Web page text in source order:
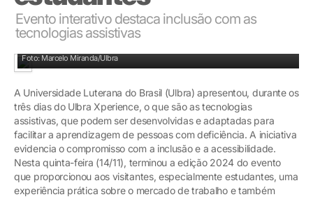
Evento interativo destaca inclusão com as
tecnologias assistivas
Foto: Marcelo Miranda/Ulbra
A Universidade Luterana do Brasil (Ulbra) apresentou, durante os
três dias do Ulbra Xperience, o que são as tecnologias
assistivas, que podem ser desenvolvidas e adaptadas para
facilitar a aprendizagem de pessoas com deficiência. A iniciativa
evidencia o compromisso com a inclusão e a acessibilidade.
Nesta quinta-feira (14/11), terminou a edição 2024 do evento
que proporcionou aos visitantes, especialmente estudantes, uma
experiência prática sobre o mercado de trabalho e também